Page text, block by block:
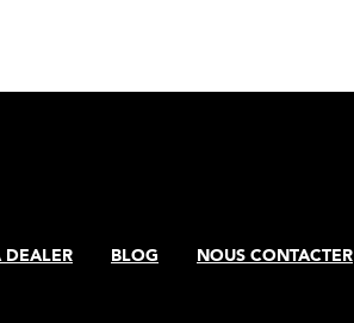
DEALER BLOG NOUS CONTACTER